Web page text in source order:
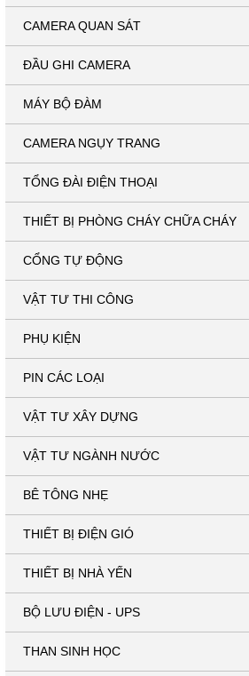
CAMERA QUAN SÁT
ĐẦU GHI CAMERA
MÁY BỘ ĐÀM
CAMERA NGỤY TRANG
TỔNG ĐÀI ĐIỆN THOẠI
THIẾT BỊ PHÒNG CHÁY CHỮA CHÁY
CỔNG TỰ ĐỘNG
VẬT TƯ THI CÔNG
PHỤ KIỆN
PIN CÁC LOẠI
VẬT TƯ XÂY DỰNG
VẬT TƯ NGÀNH NƯỚC
BÊ TÔNG NHẸ
THIẾT BỊ ĐIỆN GIÓ
THIẾT BỊ NHÀ YẾN
BỘ LƯU ĐIỆN - UPS
THAN SINH HỌC